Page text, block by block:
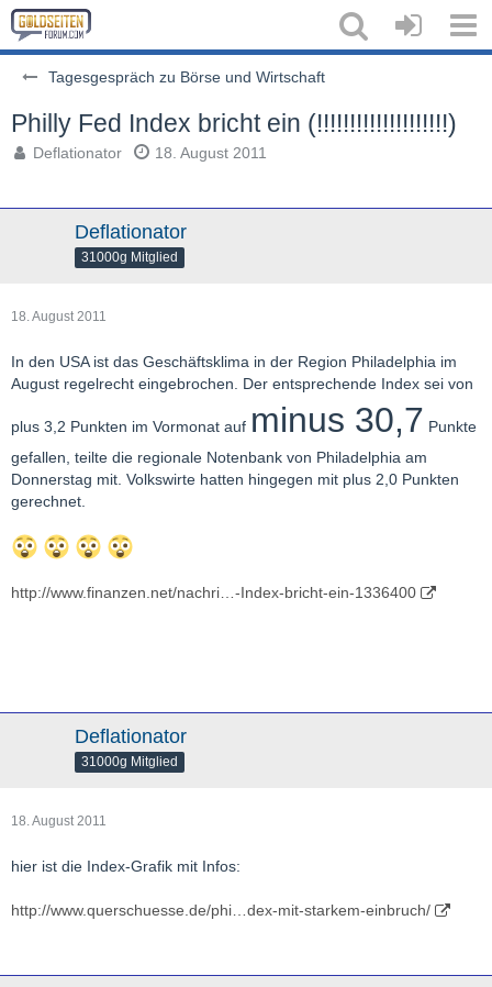
Tagesgespräch zu Börse und Wirtschaft
Philly Fed Index bricht ein (!!!!!!!!!!!!!!!!!!!!)
Deflationator 18. August 2011
Deflationator
31000g Mitglied
18. August 2011
In den USA ist das Geschäftsklima in der Region Philadelphia im
August regelrecht eingebrochen. Der entsprechende Index sei von
plus 3,2 Punkten im Vormonat auf minus 30,7 Punkte
gefallen, teilte die regionale Notenbank von Philadelphia am
Donnerstag mit. Volkswirte hatten hingegen mit plus 2,0 Punkten
gerechnet.
http://www.finanzen.net/nachri…-Index-bricht-ein-1336400
Deflationator
31000g Mitglied
18. August 2011
hier ist die Index-Grafik mit Infos:
http://www.querschuesse.de/phi…dex-mit-starkem-einbruch/